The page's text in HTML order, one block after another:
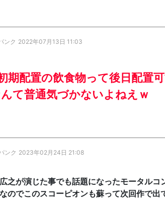
ンク 2022年07月13日 11:03
期配置の飲食物って後日配置
て普通気づかないよねえｗ
ンク 2023年02月24日 21:08
之が演じた事でも話題になったモータル
のでこのスコーピオンも蘇って次回作で出